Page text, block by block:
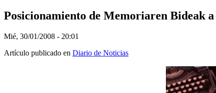
Posicionamiento de Memoriaren Bideak
Mié, 30/01/2008 - 20:01
Artículo publicado en Diario de Noticias